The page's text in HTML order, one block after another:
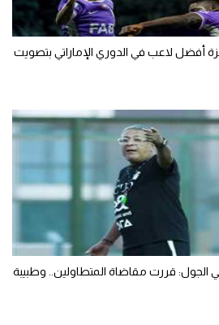
أفضل لاعب في الدوري الإماراتي بتصويت
الجول: قررت مقاضاة المتطاولين.. وطبيبة